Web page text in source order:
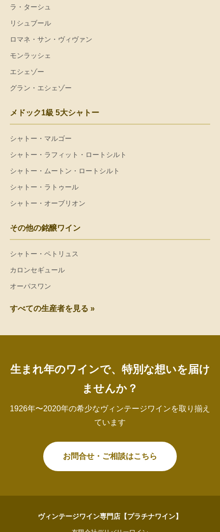
ラ・ターシュ
リシュブール
ロマネ・サン・ヴィヴァン
モンラッシェ
エシェゾー
グラン・エシェゾー
メドック1級 5大シャトー
シャトー・マルゴー
シャトー・ラフィット・ロートシルト
シャトー・ムートン・ロートシルト
シャトー・ラトゥール
シャトー・オーブリオン
その他の銘醸ワイン
シャトー・ペトリュス
カロンセギュール
オーパスワン
すべての生産者を見る »
生まれ年のワインで、特別な想いを届け
ませんか？
1926年〜2020年の希少なヴィンテージワインを取り揃え
ています
お問合せ・ご相談はこちら
ヴィンテージワイン専門店【プラチナワイン】